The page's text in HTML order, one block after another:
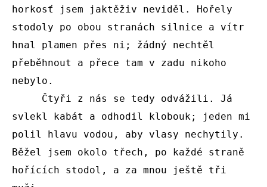
horkosť jsem jaktěživ neviděl. Hořely
stodoly po obou stranách silnice a vítr
hnal plamen přes ni; žádný nechtěl
přeběhnout a přece tam v zadu nikoho
nebylo.
svlekl kabát a odhodil klobouk; jeden mi
polil hlavu vodou, aby vlasy nechytily.
Běžel jsem okolo třech, po každé straně
hořících stodol, a za mnou ještě tři